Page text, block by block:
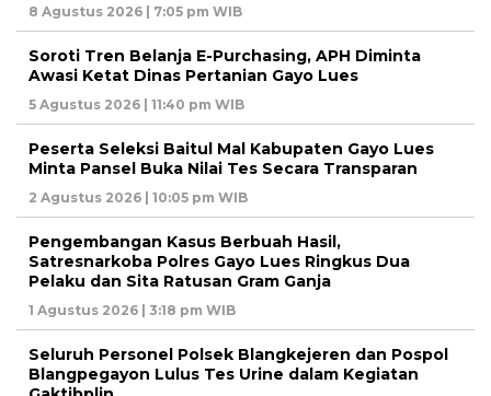
8 Agustus 2026 | 7:05 pm WIB
Soroti Tren Belanja E-Purchasing, APH Diminta
Awasi Ketat Dinas Pertanian Gayo Lues
5 Agustus 2026 | 11:40 pm WIB
Peserta Seleksi Baitul Mal Kabupaten Gayo Lues
Minta Pansel Buka Nilai Tes Secara Transparan
2 Agustus 2026 | 10:05 pm WIB
Pengembangan Kasus Berbuah Hasil,
Satresnarkoba Polres Gayo Lues Ringkus Dua
Pelaku dan Sita Ratusan Gram Ganja
1 Agustus 2026 | 3:18 pm WIB
Seluruh Personel Polsek Blangkejeren dan Pospol
Blangpegayon Lulus Tes Urine dalam Kegiatan